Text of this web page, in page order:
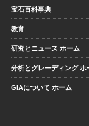
宝石百科事典
教育
研究とニュース ホーム
分析とグレーディング ホ
GIAについて ホーム